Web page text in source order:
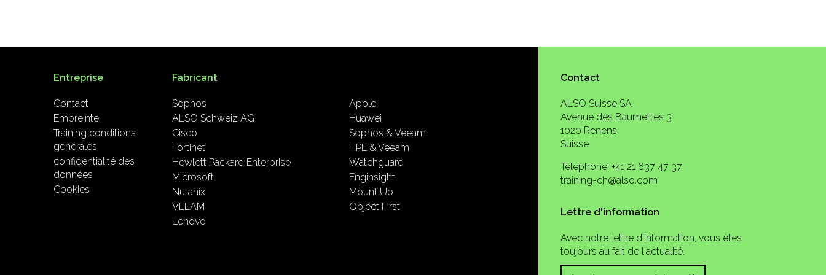
Contact
ALSO Suisse SA
Avenue des Baumettes 3
1020 Renens
Suisse
Téléphone: +41 21 637 47 37
training-ch@also.com
Lettre d'information
Avec notre lettre d'information, vous êtes
toujours au fait de l'actualité.
Entreprise
Contact
Empreinte
Training conditions
générales
confidentialité des
données
Cookies
Fabricant
Sophos
ALSO Schweiz AG
Cisco
Fortinet
Hewlett Packard Enterprise
Microsoft
Nutanix
VEEAM
Lenovo
Apple
Huawei
Sophos & Veeam
HPE & Veeam
Watchguard
Enginsight
Mount Up
Object First